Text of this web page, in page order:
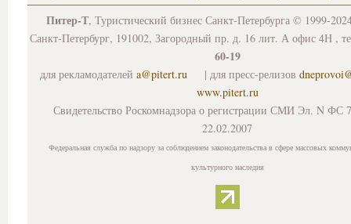
Питер-Т, Туристический бизнес Санкт-Петербурга © 1999-
Санкт-Петербург, 191002, Загородный пр. д. 16 лит. А офис 4Н ,
60-19
для рекламодателей a@pitert.ru | для пресс-релизов
www.pitert.ru
Свидетельство Роскомнадзора о регистрации СМИ Эл. N ФС
22.02.2007
Федеральная служба по надзору за соблюдением законодательства в сфере массовых
культурного наследия